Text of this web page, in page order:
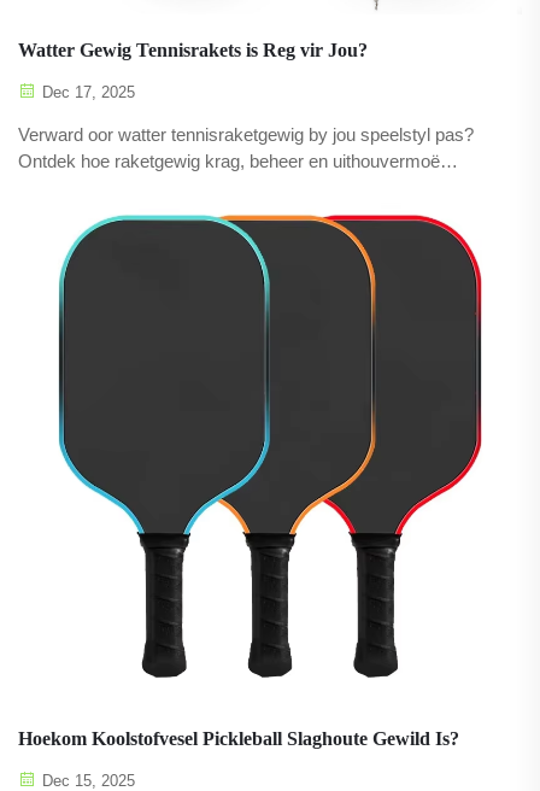
Watter Gewig Tennisrakets is Reg vir Jou?
Dec 17, 2025
Verward oor watter tennisraketgewig by jou speelstyl pas?
Ontdek hoe raketgewig krag, beheer en uithouvermoë
Hoekom Koolstofvesel Pickleball Slaghoute Gewild Is?
Dec 15, 2025